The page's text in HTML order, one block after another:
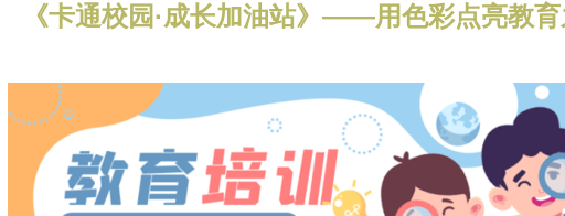
《卡通校园·成长加油站》——用色彩点亮教